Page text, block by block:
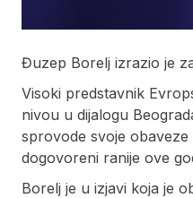
Đuzep Borelj izrazio je
Visoki predstavnik
nivou u dijalogu
sprovode svoje
dogovoreni ranije ove
Borelj je u izjavi koja je